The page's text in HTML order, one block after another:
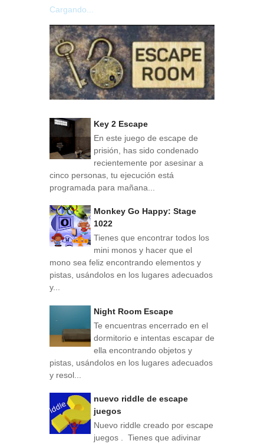
Cargando...
Key 2 Escape
En este juego de escape de
prisión, has sido condenado
recientemente por asesinar a
cinco personas, tu ejecución está
programada para mañana...
Monkey Go Happy: Stage
1022
Tienes que encontrar todos los
mini monos y hacer que el
mono sea feliz encontrando elementos y
pistas, usándolos en los lugares adecuados
y...
Night Room Escape
Te encuentras encerrado en el
dormitorio e intentas escapar de
ella encontrando objetos y
pistas, usándolos en los lugares adecuados
y resol...
nuevo riddle de escape
juegos
Nuevo riddle creado por escape
juegos . Tienes que adivinar